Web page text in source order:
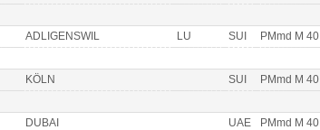
ADLIGENSWIL LU SUI PMmd M 40
KÖLN SUI PMmd M 40
DUBAI UAE PMmd M 40